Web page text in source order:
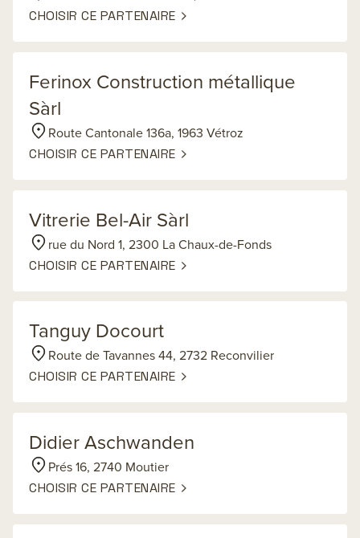
CHOISIR CE PARTENAIRE
Ferinox Construction métallique
Sàrl
Route Cantonale 136a, 1963 Vétroz
CHOISIR CE PARTENAIRE
Vitrerie Bel-Air Sàrl
rue du Nord 1, 2300 La Chaux-de-Fonds
CHOISIR CE PARTENAIRE
Tanguy Docourt
Route de Tavannes 44, 2732 Reconvilier
CHOISIR CE PARTENAIRE
Didier Aschwanden
Prés 16, 2740 Moutier
CHOISIR CE PARTENAIRE